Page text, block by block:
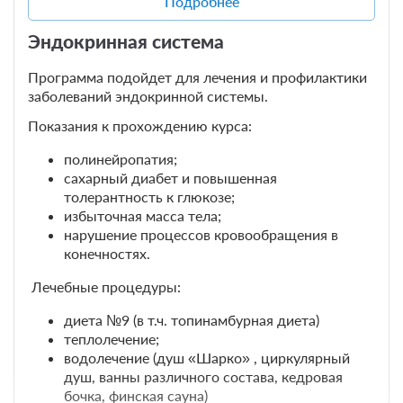
Эко-стандарт трехместный
Подробнее
Номера имеют отдельный вход и расположены на втором этаже
42м2
x3 Три односпальных кровати
Телевизор
3 гостя
Бронирование по запросу
детензор-терапия;
мини-бассейн с системой подводного
массаж ручной;
массаж аппаратный вакуумный;
массажере CERAGEM;
массаж стоп аппаратный (Марутака);
скандинавская ходьба;
ЛФК (лечебная физкультура);
медикаментозное лечение (все виды
инъекций, в т.ч. капельное введение);
кислородный коктейль.
От 12 дней.
Эндокринная система
Программа подойдет для лечения и профилактики
заболеваний эндокринной системы.
Показания к прохождению курса:
полинейропатия;
сахарный диабет и повышенная
толерантность к глюкозе;
избыточная масса тела;
нарушение процессов кровообращения в
конечностях.
Лечебные процедуры:
диета №9 (в т.ч. топинамбурная диета)
теплолечение;
водолечение (душ «Шарко» , циркулярный
душ, ванны различного состава, кедровая
бочка, финская сауна)